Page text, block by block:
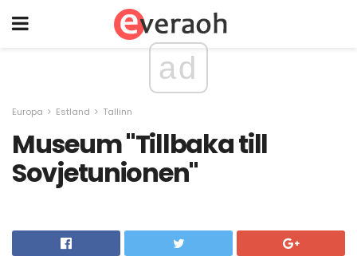
ad
Europa Estland Tallinn
Museum "Tillbaka till
Sovjetunionen"